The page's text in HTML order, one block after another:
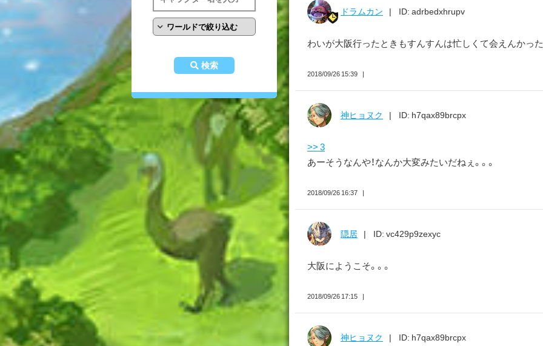
検索
ドラムカン ID: adrbedxhrupv
わいが大阪行ったときもすんすんは忙しくて会えんかっ
2018/09/26 15:39
神ヒョヌク ID: h7qax89brcpx
>> 3
あーそうなんや！なんか大変みたいだねぇ。。。
2018/09/26 16:37
隠居 ID: vc429p9zexyc
大阪にようこそ。。。
2018/09/26 17:15
神ヒョヌク ID: h7qax89brcpx